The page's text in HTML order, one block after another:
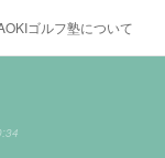
ゴルフ塾について